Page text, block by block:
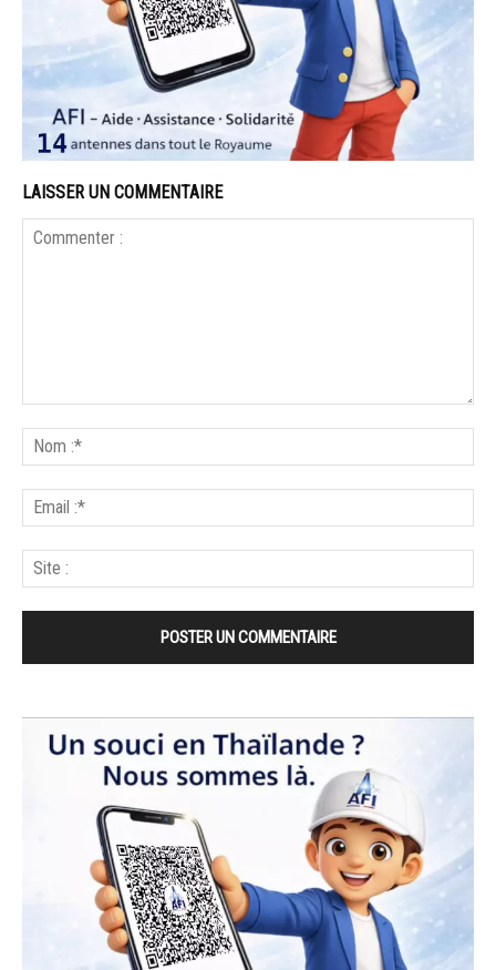
LAISSER UN COMMENTAIRE